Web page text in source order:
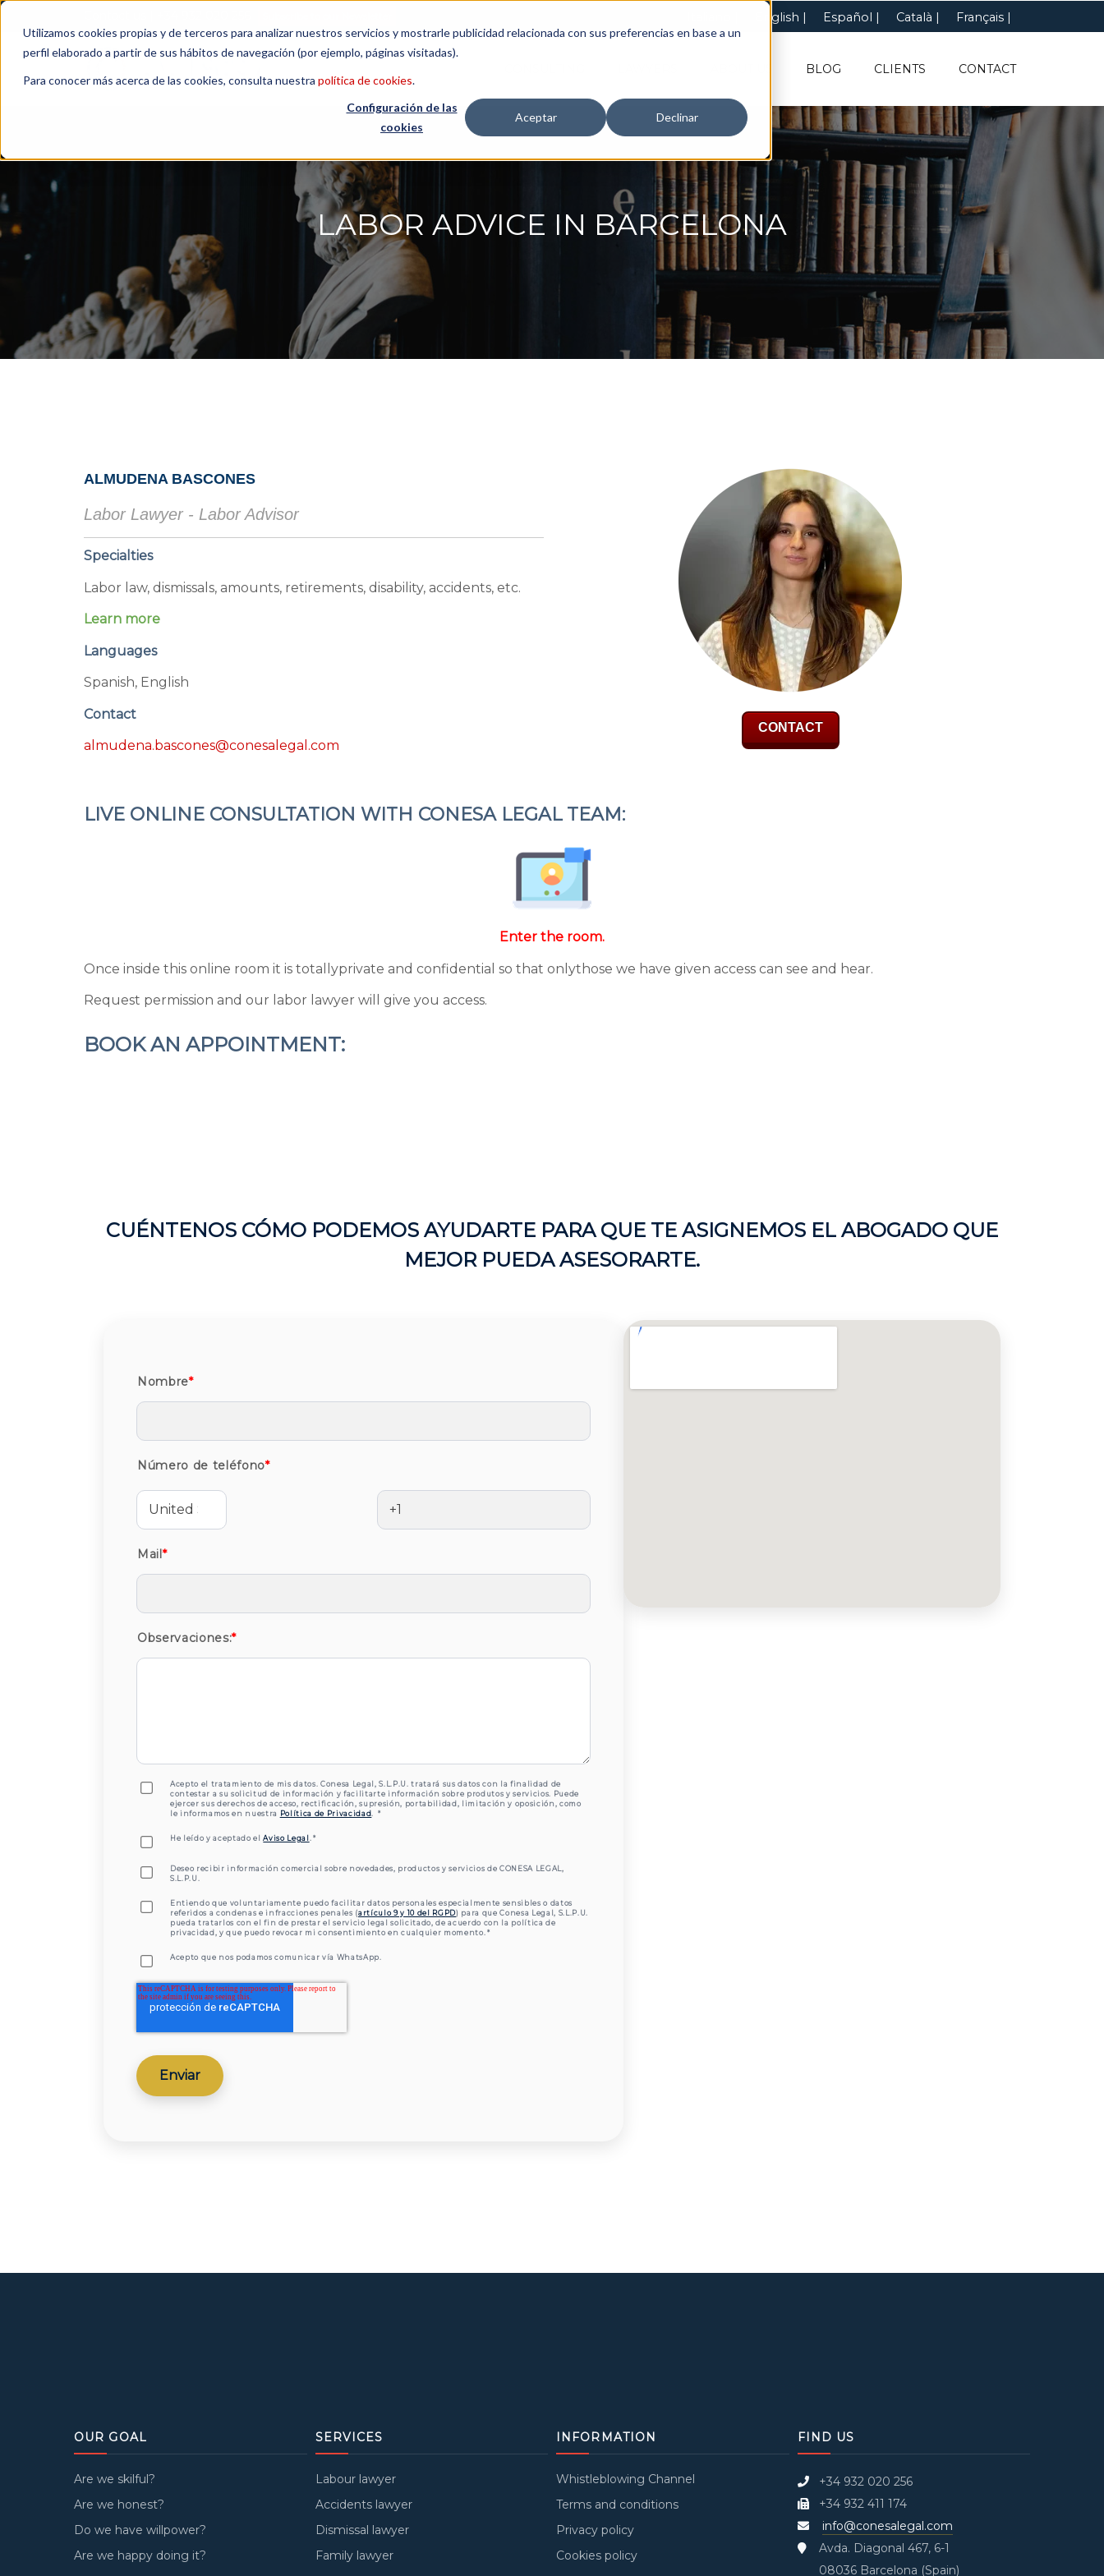
Utilizamos cookies propias y de terceros para analizar nuestros servicios y mostrarle publicidad relacionada con sus preferencias en base a un
perfil elaborado a partir de sus hábitos de navegación (por ejemplo, páginas visitadas).
Para conocer más acerca de las cookies, consulta nuestra política de cookies.
Configuración de las
cookies
Aceptar Declinar
English Español Français
Català
BLOG CLIENTS CONTACT
LABOR ADVICE IN BARCELONA
ALMUDENA BASCONES
Labor Lawyer - Labor Advisor
Specialties
Labor law, dismissals, amounts, retirements, disability, accidents, etc.
Learn more
Languages
Spanish, English
Contact
almudena.bascones@conesalegal.com
CONTACT
LIVE ONLINE CONSULTATION WITH CONESA LEGAL TEAM:
Enter the room.
Once inside this online room it is totallyprivate and confidential so that onlythose we have given access can see and hear.
Request permission and our labor lawyer will give you access.
BOOK AN APPOINTMENT:
CUÉNTENOS CÓMO PODEMOS AYUDARTE PARA QUE TE ASIGNEMOS EL ABOGADO QUE
MEJOR PUEDA ASESORARTE.
Nombre*
Número de teléfono*
Mail*
Observaciones:*
Acepto el tratamiento de mis datos. Conesa Legal, S.L.P.U. tratará sus datos con la finalidad de
contestar a su solicitud de información y facilitarte información sobre produtos y servicios. Puede
ejercer sus derechos de acceso, rectificación, supresión, portabilidad, limitación y oposición, como
le informamos en nuestra Política de Privacidad. *
He leído y aceptado elAviso Legal . *
Deseo recibir información comercial sobre novedades, productos y servicios de CONESA LEGAL,
S.L.P.U.
Entiendo que voluntariamente puedo facilitar datos personales especialmente sensibles o datos
referidos a condenas e infracciones penales (artículo 9 y 10 del RGPD) para que Conesa Legal, S.L.P.U.
pueda tratarlos con el fin de prestar el servicio legal solicitado, de acuerdo con la política de
privacidad, y que puedo revocar mi consentimiento en cualquier momento. *
Acepto que nos podamos comunicar vía WhatsApp.
OUR GOAL
Are we skilful?
Are we honest?
Do we have willpower?
Are we happy doing it?
SERVICES
Labour lawyer
Accidents lawyer
Dismissal lawyer
Family lawyer
INFORMATION
Whistleblowing Channel
Terms and conditions
Privacy policy
Cookies policy
FIND US
+34 932 020 256
+34 932 411 174
info@conesalegal.com
Avda. Diagonal 467, 6-1
08036 Barcelona (Spain)